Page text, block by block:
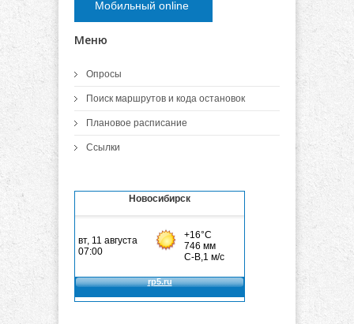
Мобильный online
Меню
Опросы
Поиск маршрутов и кода остановок
Плановое расписание
Ссылки
Новосибирск